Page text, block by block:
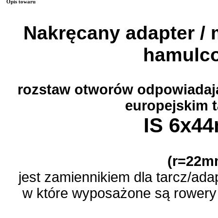
Opis towaru
Nakręcany adapter /
rozstaw otworów
europejskim
IS
jest zamiennikiem dla tarcz/
w które wyposażone są